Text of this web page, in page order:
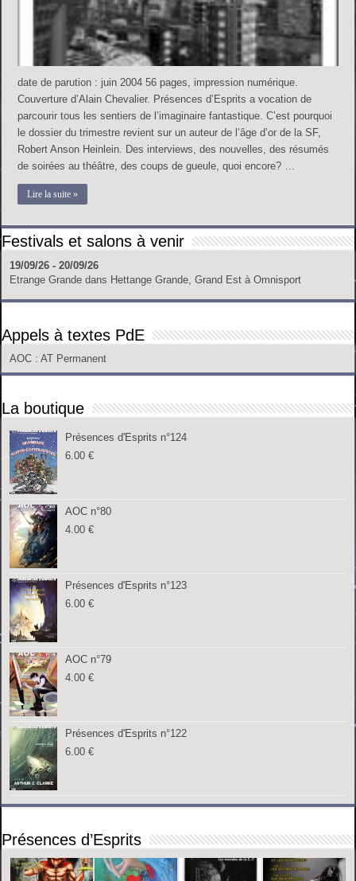
date de parution : juin 2004 56 pages, impression numérique.
Couverture d’Alain Chevalier. Présences d’Esprits a vocation de
parcourir tous les sentiers de l’imaginaire fantastique. C’est pourquoi
le dossier du trimestre revient sur un auteur de l’âge d’or de la SF,
Robert Anson Heinlein. Des interviews, des nouvelles, des résumés
de soirées au théâtre, des coups de gueule, quoi encore? …
Lire la suite »
Festivals et salons à venir
19/09/26 - 20/09/26
Etrange Grande dans Hettange Grande, Grand Est à Omnisport
Appels à textes PdE
AOC : AT Permanent
La boutique
Présences d'Esprits n°124
6.00€
AOC n°80
4.00€
Présences d'Esprits n°123
6.00€
AOC n°79
4.00€
Présences d'Esprits n°122
6.00€
Présences d’Esprits